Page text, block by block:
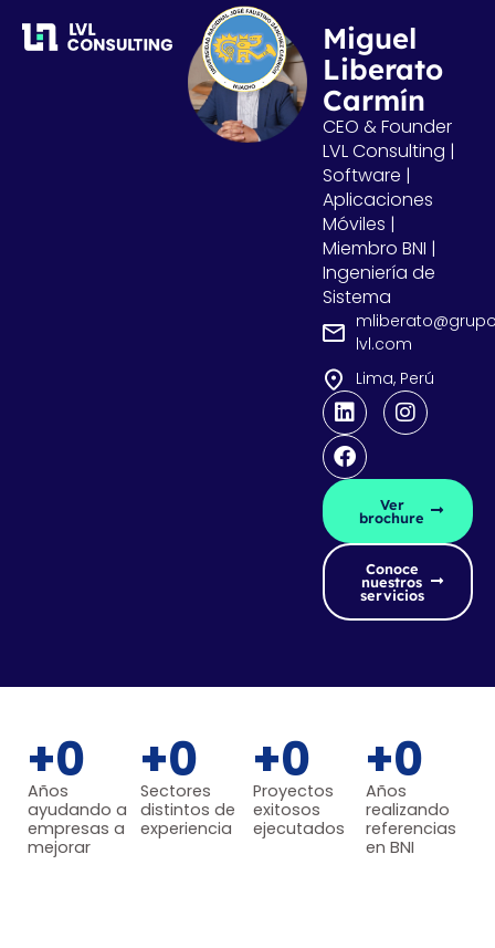
Miguel
Liberato
Carmín
CEO & Founder
LVL Consulting |
Software |
Aplicaciones
Móviles |
Miembro BNI |
Ingeniería de
Sistema
lvl.com
Lima, Perú
Ver
brochure
Conoce
nuestros
servicios
Años
ayudando a
empresas a
mejorar
+0
Sectores
distintos de
experiencia
+0
Proyectos
exitosos
ejecutados
+0
Años
realizando
referencias
en BNI
+0